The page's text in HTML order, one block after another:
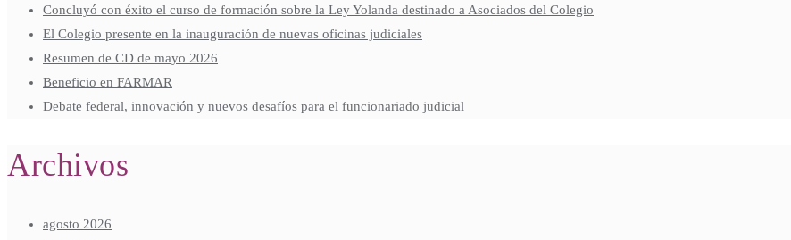
Concluyó con éxito el curso de formación sobre la Ley Yolanda destinado a Asociados del Colegio
El Colegio presente en la inauguración de nuevas oficinas judiciales
Resumen de CD de mayo 2026
Beneficio en FARMAR
Debate federal, innovación y nuevos desafíos para el funcionariado judicial
Archivos
agosto 2026